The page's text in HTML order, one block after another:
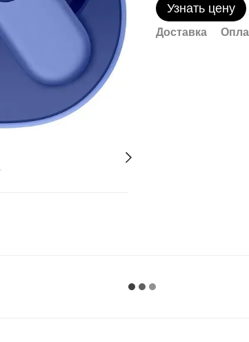
Узнать цену
Доставка